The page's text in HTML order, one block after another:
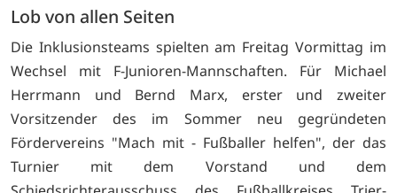
Lob von allen Seiten
Die Inklusionsteams spielten am Freitag Vormittag im
Wechsel mit F-Junioren-Mannschaften. Für Michael
Herrmann und Bernd Marx, erster und zweiter
Vorsitzender des im Sommer neu gegründeten
Fördervereins "Mach mit - Fußballer helfen", der das
Turnier mit dem Vorstand und dem